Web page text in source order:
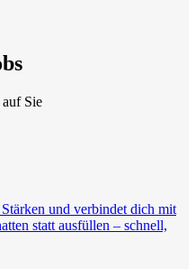
Sie
und verbindet dich mit
statt ausfüllen – schnell,